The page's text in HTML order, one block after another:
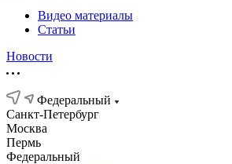
Видео материалы
Статьи
Новости
Федеральный
Санкт-Петербург
Москва
Пермь
Федеральный